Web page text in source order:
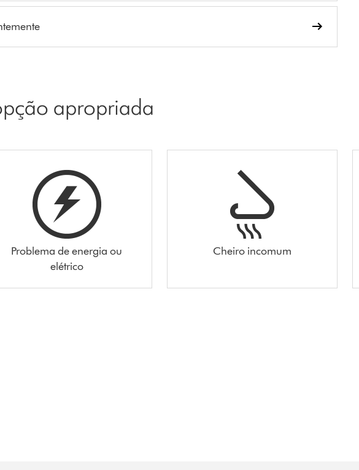
apropriada
Problema de energia ou
elétrico
Cheiro incomum